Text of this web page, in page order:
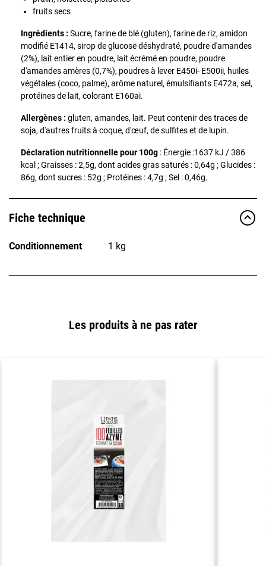
fruits secs
Ingrédients : Sucre, farine de blé (gluten), farine de riz, amidon
modifié E1414, sirop de glucose déshydraté, poudre d'amandes
(2%), lait entier en poudre, lait écrémé en poudre, poudre
d'amandes amères (0,7%), poudres à lever E450i- E500ii, huiles
végétales (coco, palme), arôme naturel, émulsifiants E472a, sel,
protéines de lait, colorant E160ai.
Allergènes : gluten, amandes, lait. Peut contenir des traces de
soja, d'autres fruits à coque, d'œuf, de sulfites et de lupin.
Déclaration nutritionnelle pour 100g : Énergie :1637 kJ / 386
kcal ; Graisses : 2,5g, dont acides gras saturés : 0,64g ; Glucides :
86g, dont sucres : 52g ; Protéines : 4,7g ; Sel : 0,46g.
Fiche technique
Conditionnement 1 kg
Les produits à ne pas rater